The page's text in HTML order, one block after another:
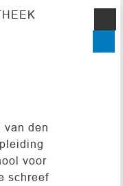
van den
voor
schreef